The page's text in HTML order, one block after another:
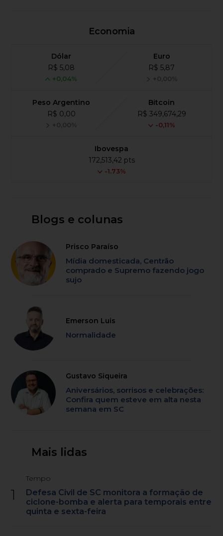
Economia
Dólar
R$ 5,08
+0,04%
Euro
R$ 5,87
+0,00%
Peso Argentino
R$ 0,00
+0,00%
Bitcoin
R$ 349,674,29
-0,11%
Ibovespa
172,513,42 pts
-1.73%
Blogs e colunas
Prisco Paraíso
Mídia domesticada, Centrão
comprado e Supremo fazendo jogo
sujo
Emerson Luis
Normalidade
Gustavo Siqueira
Aniversários, sorrisos e celebrações:
Confira quem esteve em alta nesta
semana em SC
Mais lidas
1
Tempo
Defesa Civil de SC monitora a formação de
ciclone-bomba e alerta para temporais entre
quinta e sexta-feira